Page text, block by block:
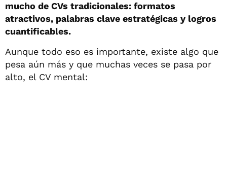
mucho de CVs tradicionales: formatos
atractivos, palabras clave estratégicas y logros
cuantificables.
Aunque todo eso es importante, existe algo que
pesa aún más y que muchas veces se pasa por
alto, el CV mental: